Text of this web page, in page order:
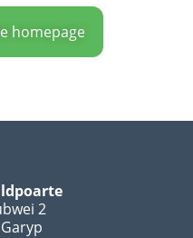
homepage
2